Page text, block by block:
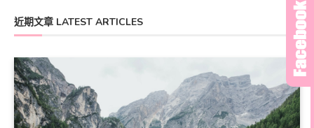
近期文章 LATEST ARTICLES